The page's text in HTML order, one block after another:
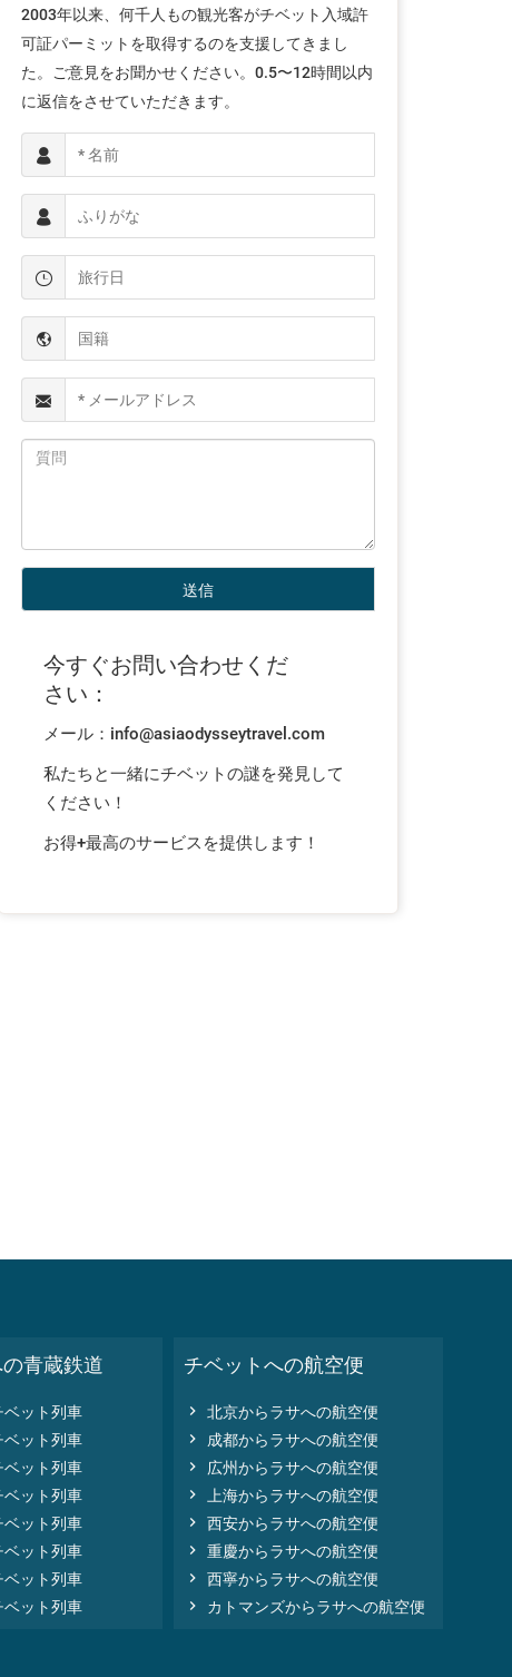
2003年以来、何千人もの観光客がチベット入域許
可証パーミットを取得するのを支援してきまし
た。ご意見をお聞かせください。0.5〜12時間以内
に返信をさせていただきます。





今すぐお問い合わせくだ
さい：
メール： info@asiaodysseytravel.com
私たちと一緒にチベットの謎を発見して
ください！
お得+最高のサービスを提供します！
青蔵鉄道
ベット列車
ベット列車
ベット列車
ベット列車
ベット列車
ベット列車
ベット列車
ベット列車
チベットへの航空便

北京からラサへの航空便

成都からラサへの航空便

広州からラサへの航空便

上海からラサへの航空便

西安からラサへの航空便

重慶からラサへの航空便

西寧からラサへの航空便

カトマンズからラサへの航空便